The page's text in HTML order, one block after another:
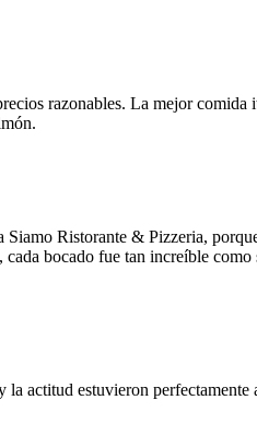
razonables. La mejor
Ristorante & Pizzeria,
bocado fue tan increíble
actitud estuvieron